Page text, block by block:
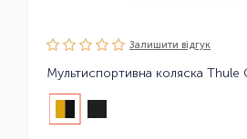
Залишити вiдгук
Мультиспортивна коляска